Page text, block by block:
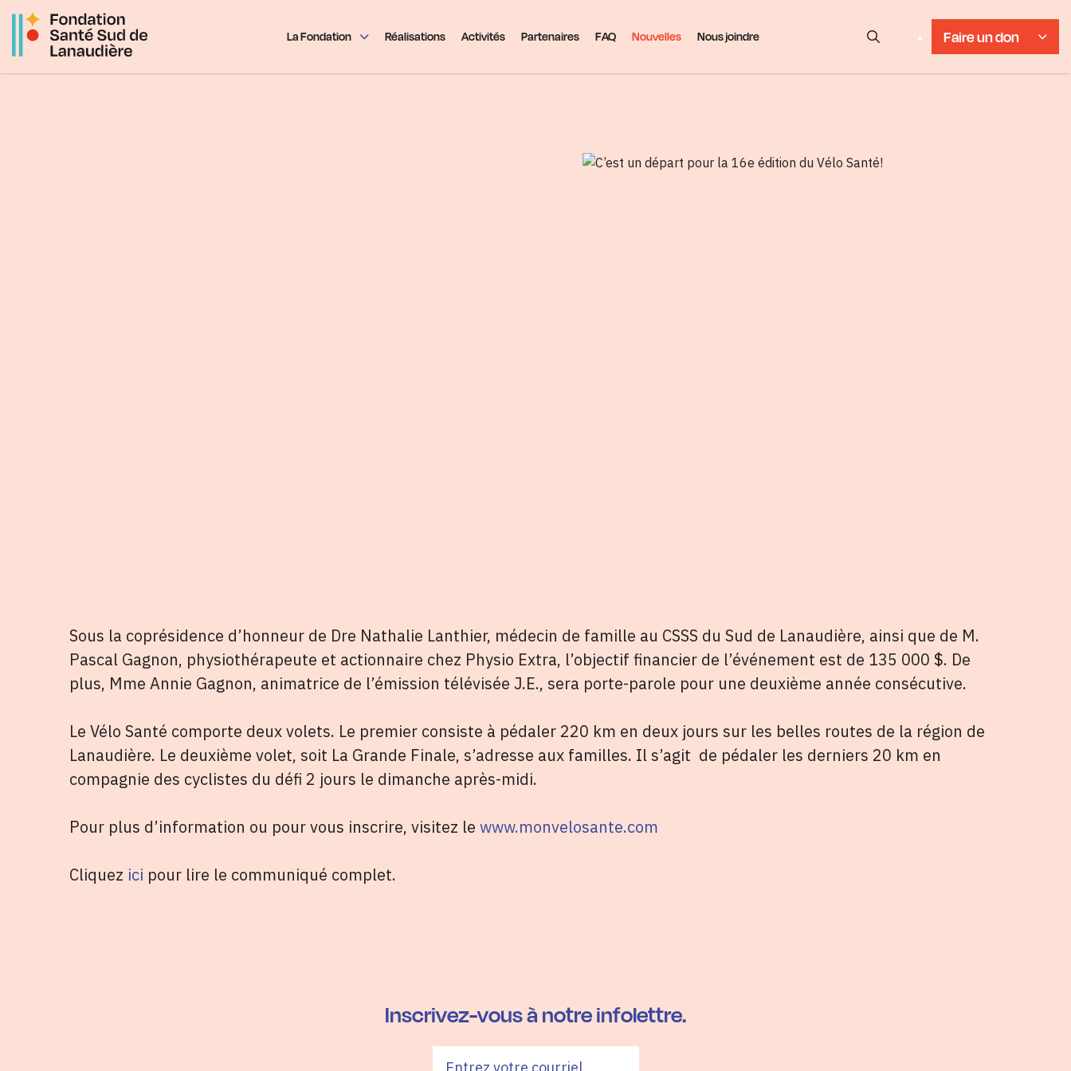
Passer
La Fondation Réalisations Activités Partenaires FAQ Nouvelles Nous joindre Faire un don
Sous la coprésidence d’honneur de Dre Nathalie Lanthier, médecin de famille au CSSS du Sud de Lanaudière, ainsi que de M.
Pascal Gagnon, physiothérapeute et actionnaire chez Physio Extra, l’objectif financier de l’événement est de 135 000 $. De
plus, Mme Annie Gagnon, animatrice de l’émission télévisée J.E., sera porte-parole pour une deuxième année consécutive.
Le Vélo Santé comporte deux volets. Le premier consiste à pédaler 220 km en deux jours sur les belles routes de la région de
Lanaudière. Le deuxième volet, soit La Grande Finale, s’adresse aux familles. Il s’agit de pédaler les derniers 20 km en
compagnie des cyclistes du défi 2 jours le dimanche après-midi.
Pour plus d’information ou pour vous inscrire, visitez le www.monvelosante.com
Cliquez ici pour lire le communiqué complet.
Inscrivez-vous à notre infolettre.